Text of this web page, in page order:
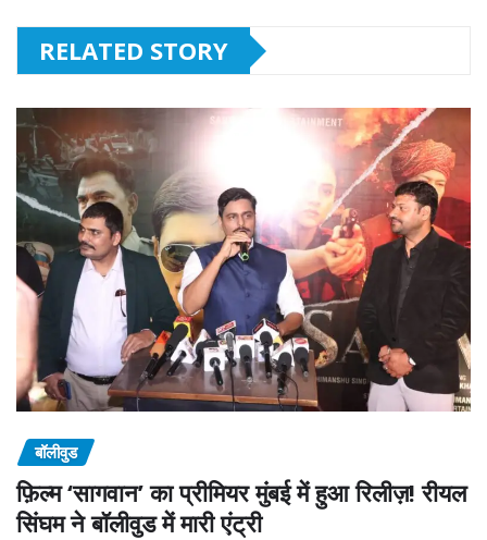
RELATED STORY
बॉलीवुड
फ़िल्म ‘सागवान’ का प्रीमियर मुंबई में हुआ रिलीज़! रीयल
सिंघम ने बॉलीवुड में मारी एंट्री